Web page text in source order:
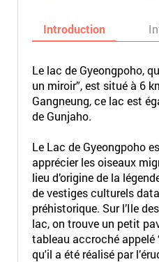
Introduction
Le lac de Gyeongpoho,
un miroir”, est situé à 6
Gangneung, ce lac est
de Gunjaho.
Le Lac de Gyeongpoho
apprécier les oiseaux
lieu d’origine de la
de vestiges culturels
préhistorique. Sur l’Ile
lac, on trouve un petit
tableau accroché appelé
qu'il a été réalisé par